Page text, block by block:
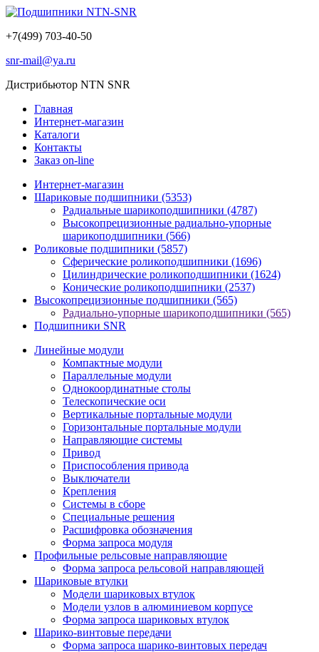
+7(499) 703-40-50
snr-mail@ya.ru
Дистрибьютор NTN SNR
Главная
Интернет-магазин
Каталоги
Контакты
Заказ on-line
Интернет-магазин
Шариковые подшипники (5353)
Радиальные шарикоподшипники (4787)
Высокопрецизионные радиально-упорные
шарикоподшипники (566)
Роликовые подшипники (5857)
Сферические роликоподшипники (1696)
Цилиндрические роликоподшипники (1624)
Конические роликоподшипники (2537)
Высокопрецизионные подшипники (565)
Радиально-упорные шарикоподшипники (565)
Подшипники SNR
Линейные модули
Компактные модули
Параллельные модули
Однокоординатные столы
Телескопические оси
Вертикальные портальные модули
Горизонтальные портальные модули
Направляющие системы
Привод
Приспособления привода
Выключатели
Крепления
Системы в сборе
Специальные решения
Расшифровка обозначения
Форма запроса модуля
Профильные рельсовые направляющие
Форма запроса рельсовой направляющей
Шариковые втулки
Модели шариковых втулок
Модели узлов в алюминиевом корпусе
Форма запроса шариковых втулок
Шарико-винтовые передачи
Форма запроса шарико-винтовых передач